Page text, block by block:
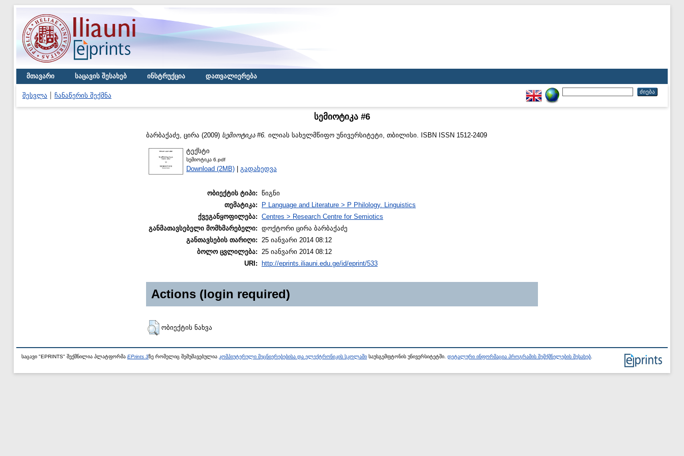
მთავარი საცავის შესახებ ინსტრუქცია დათვალიერება
შესვლა ჩანაწერის შექმნა
სემიოტიკა #6
ბარბაქაძე, ცირა (2009) სემიოტიკა #6. ილიას სახელმწიფო უნივერსიტეტი, თბილისი. ISBN ISSN 1512-2409
ტექსტი
სემიოტიკა 6.pdf
Download (2MB) | გადახედვა
ობიექტის ტიპი: წიგნი
თემატიკა:
P Language and Literature > P Philology. Linguistics
ქვეგანყოფილება: Centres > Research Centre for Semiotics
განმათავსებელი მომხმარებელი: დოქტორი ცირა ბარბაქაძე
განთავსების თარიღი: 25 იანვარი 2014 08:12
ბოლო ცვლილება: 25 იანვარი 2014 08:12
URI:
http://eprints.iliauni.edu.ge/id/eprint/533
Actions (login required)
ობიექტის ნახვა
საცავი "EPRINTS" შექმნილია პლატფორმა EPrints 3ზე რომელიც შემუშავებულია კომპიუტერული მეცნიერებებისა და ელექტრონიკის სკოლაში საუსგემფტონის უნივერსიტეტში. დეტალური ინფორმაცია პროგრამის შემქმნელების შესახებ.